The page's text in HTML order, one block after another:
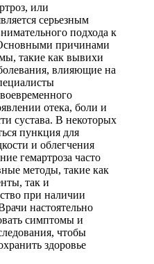
или
серьезным
подхода к
причинами
такие как вывихи
влияющие на
отека, боли и
сустава. В некоторых
пункция для
и облегчения
гемартроза часто
методы, такие как
так и
при наличии
настоятельно
симптомы и
чтобы
здоровье